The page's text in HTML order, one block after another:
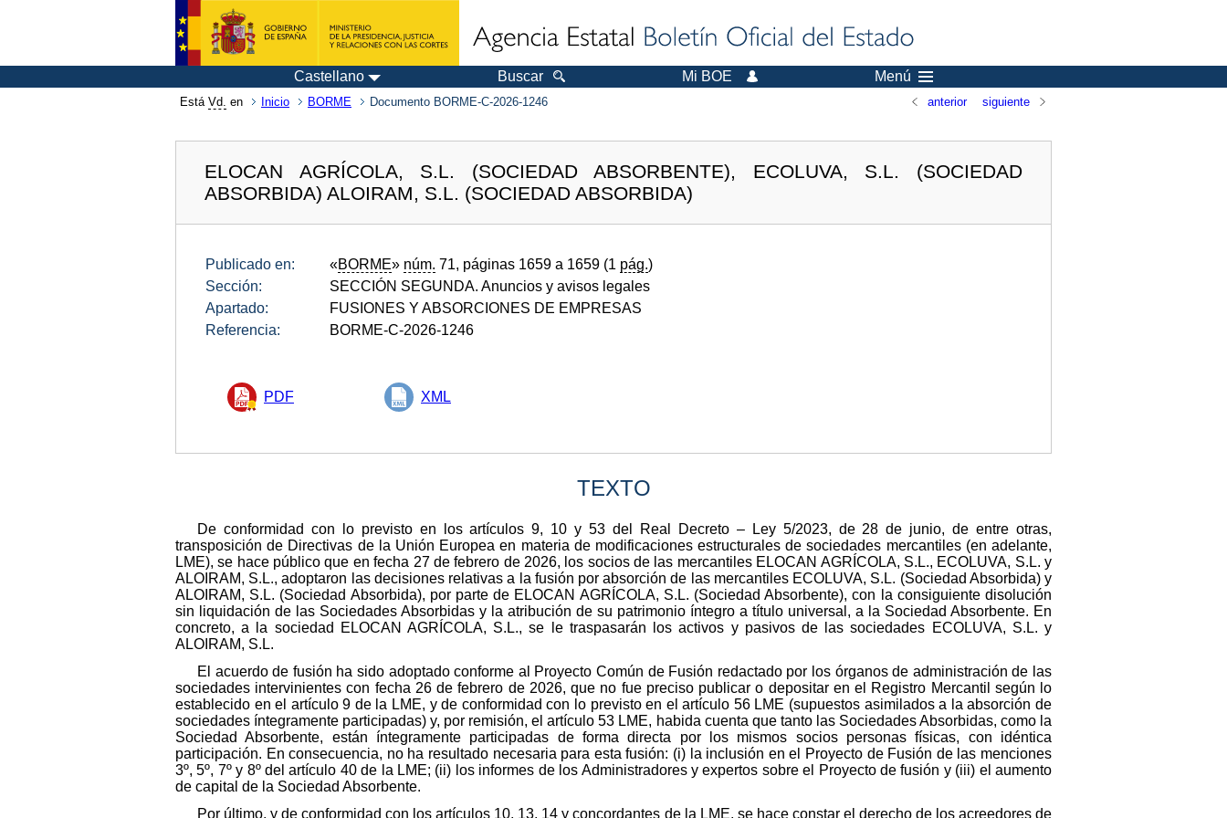
Castellano Buscar Mi BOE Menú
Está Vd. en Inicio BORME Documento BORME-C-2026-1246 anterior siguiente
ELOCAN AGRÍCOLA, S.L. (SOCIEDAD ABSORBENTE), ECOLUVA, S.L. (SOCIEDAD
ABSORBIDA) ALOIRAM, S.L. (SOCIEDAD ABSORBIDA)
Publicado en: «BORME» núm. 71, páginas 1659 a 1659 (1 pág.)
Sección:
SECCIÓN SEGUNDA. Anuncios y avisos legales
Apartado:
FUSIONES Y ABSORCIONES DE EMPRESAS
Referencia:
BORME-C-2026-1246
PDF XML
TEXTO
De conformidad con lo previsto en los artículos 9, 10 y 53 del Real Decreto – Ley 5/2023, de 28 de junio, de entre otras,
transposición de Directivas de la Unión Europea en materia de modificaciones estructurales de sociedades mercantiles (en adelante,
LME), se hace público que en fecha 27 de febrero de 2026, los socios de las mercantiles ELOCAN AGRÍCOLA, S.L., ECOLUVA, S.L. y
ALOIRAM, S.L., adoptaron las decisiones relativas a la fusión por absorción de las mercantiles ECOLUVA, S.L. (Sociedad Absorbida) y
ALOIRAM, S.L. (Sociedad Absorbida), por parte de ELOCAN AGRÍCOLA, S.L. (Sociedad Absorbente), con la consiguiente disolución
sin liquidación de las Sociedades Absorbidas y la atribución de su patrimonio íntegro a título universal, a la Sociedad Absorbente. En
concreto, a la sociedad ELOCAN AGRÍCOLA, S.L., se le traspasarán los activos y pasivos de las sociedades ECOLUVA, S.L. y
ALOIRAM, S.L.
El acuerdo de fusión ha sido adoptado conforme al Proyecto Común de Fusión redactado por los órganos de administración de las
sociedades intervinientes con fecha 26 de febrero de 2026, que no fue preciso publicar o depositar en el Registro Mercantil según lo
establecido en el artículo 9 de la LME, y de conformidad con lo previsto en el artículo 56 LME (supuestos asimilados a la absorción de
sociedades íntegramente participadas) y, por remisión, el artículo 53 LME, habida cuenta que tanto las Sociedades Absorbidas, como la
Sociedad Absorbente, están íntegramente participadas de forma directa por los mismos socios personas físicas, con idéntica
participación. En consecuencia, no ha resultado necesaria para esta fusión: (i) la inclusión en el Proyecto de Fusión de las menciones
3º, 5º, 7º y 8º del artículo 40 de la LME; (ii) los informes de los Administradores y expertos sobre el Proyecto de fusión y (iii) el aumento
de capital de la Sociedad Absorbente.
Por último, y de conformidad con los artículos 10, 13, 14 y concordantes de la LME, se hace constar el derecho de los acreedores de